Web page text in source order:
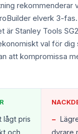
rekommenderar
elverk 3-fas.
är Stanley Tools
val för dig
att kompromissa
lågt pris
och
−
dyrare